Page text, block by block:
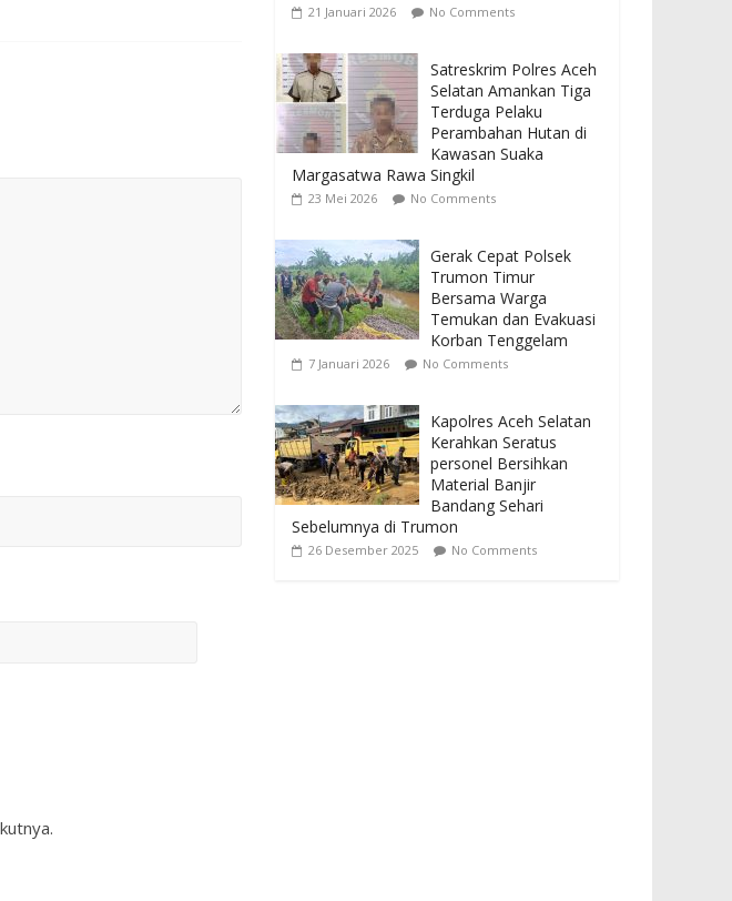
21 Januari 2026 No Comments
Satreskrim Polres Aceh
Selatan Amankan Tiga
Terduga Pelaku
Perambahan Hutan di
Kawasan Suaka
Margasatwa Rawa Singkil
23 Mei 2026 No Comments
Gerak Cepat Polsek
Trumon Timur
Bersama Warga
Temukan dan Evakuasi
Korban Tenggelam
7 Januari 2026 No Comments
Kapolres Aceh Selatan
Kerahkan Seratus
personel Bersihkan
Material Banjir
Bandang Sehari
Sebelumnya di Trumon
26 Desember 2025 No Comments